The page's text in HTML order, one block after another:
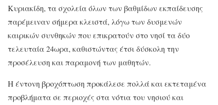
Κυριακίδη, τα σχολεία όλων των βαθμίδων εκπαίδευσης
παρέμειναν σήμερα κλειστά, λόγω των δυσμενών
καιρικών συνθηκών που επικρατούν στο νησί τα δύο
τελευταία 24ωρα, καθιστώντας έτσι δύσκολη την
προσέλευση και παραμονή των μαθητών.
Η έντονη βροχόπτωση προκάλεσε πολλά και εκτεταμένα
προβλήματα σε περιοχές στα νότια του νησιού και